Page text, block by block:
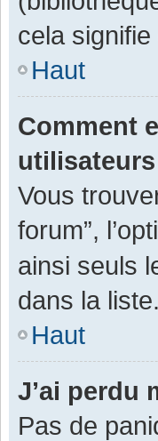
cela
Haut
Comment
Vous
forum”,
ainsi seuls
dans la
Haut
J’ai perdu
Pas de